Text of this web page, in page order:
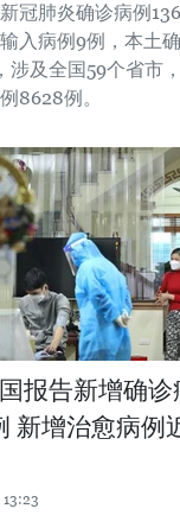
冠肺炎确诊病例
入病例9例，本土
涉及全国59个省市
8628例。
报告新增确诊
新增治愈病例